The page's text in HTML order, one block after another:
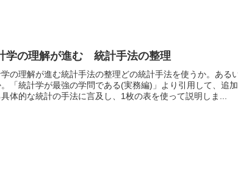
学の理解が進む 統計手法の整理
の理解が進む統計手法の整理どの統計手法を使うか。ある
。「統計学が最強の学問である(実務編)」より引用して、追
体的な統計の手法に言及し、1枚の表を使って説明しま...